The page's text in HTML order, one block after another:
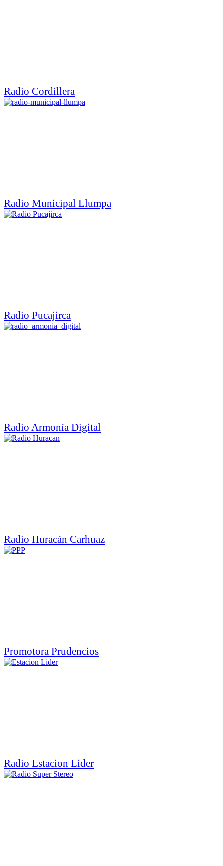
Radio Cordillera
Radio Municipal Llumpa
Radio Pucajirca
Radio Armonía Digital
Radio Huracán Carhuaz
Promotora Prudencios
Radio Estacion Lider